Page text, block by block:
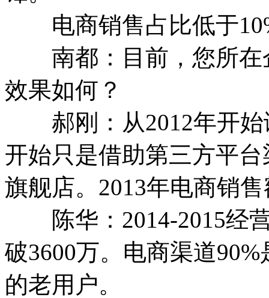
电商销售占比低于
南都：目前，您所在
效果如何？
郝刚：从2012年开始
开始只是借助第三方平
旗舰店。2013年电商销
陈华：2014-2015经营
破3600万。电商渠道
的老用户。